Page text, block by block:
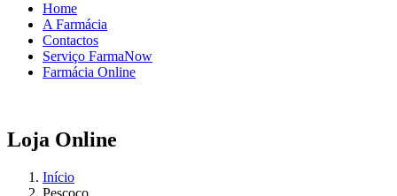
Home
A Farmácia
Contactos
Serviço FarmaNow
Farmácia Online
Loja Online
Início
Pescoço